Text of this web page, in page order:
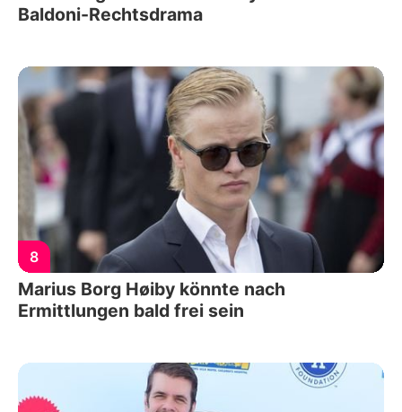
Baldoni-Rechtsdrama
8
Marius Borg Høiby könnte nach
Ermittlungen bald frei sein